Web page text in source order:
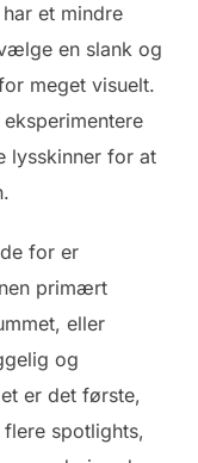
et mindre
en slank og
meget visuelt.
lysskinner for at
for er
primært
eller
og
er det første,
spotlights,